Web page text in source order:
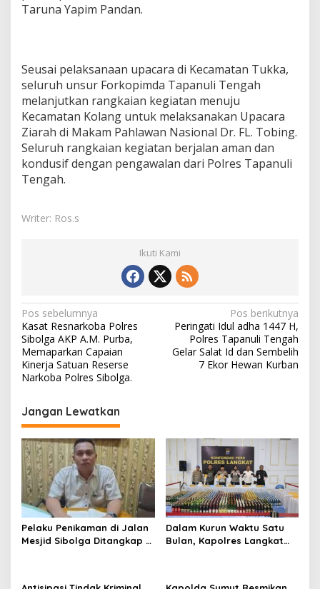
Taruna Yapim Pandan.
Seusai pelaksanaan upacara di Kecamatan Tukka,
seluruh unsur Forkopimda Tapanuli Tengah
melanjutkan rangkaian kegiatan menuju
Kecamatan Kolang untuk melaksanakan Upacara
Ziarah di Makam Pahlawan Nasional Dr. FL. Tobing.
Seluruh rangkaian kegiatan berjalan aman dan
kondusif dengan pengawalan dari Polres Tapanuli
Tengah.
Writer: Ros.s
Ikuti Kami
N
a
v
i
a
s
i
p
o
s
Pos sebelumnya
Kasat Resnarkoba Polres
Sibolga AKP A.M. Purba,
Memaparkan Capaian
Kinerja Satuan Reserse
Narkoba Polres Sibolga.
Pos berikutnya
Peringati Idul adha 1447 H,
Polres Tapanuli Tengah
Gelar Salat Id dan Sembelih
7 Ekor Hewan Kurban
Jangan Lewatkan
Pelaku Penikaman di Jalan
Mesjid Sibolga Ditangkap di
Dalam Kurun Waktu Satu
Bulan, Kapolres Langkat